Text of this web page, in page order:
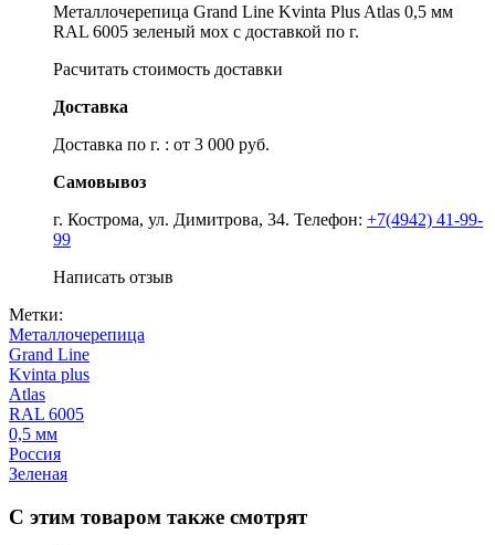
Металлочерепица Grand Line Kvinta Plus Atlas 0,5 мм
RAL 6005 зеленый мох с доставкой по г.
Расчитать стоимость доставки
Доставка
Доставка по г. : от 3 000 руб.
Самовывоз
г. Кострома, ул. Димитрова, 34. Телефон: +7(4942) 41-99-
99
Написать отзыв
Метки:
Металлочерепица
Grand Line
Kvinta plus
Atlas
RAL 6005
0,5 мм
Россия
Зеленая
С этим товаром также смотрят